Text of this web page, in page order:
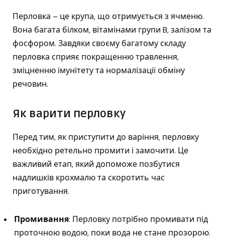
Перловка – це крупа, що отримується з ячменю.
Вона багата білком, вітамінами групи B, залізом та
фосфором. Завдяки своєму багатому складу
перловка сприяє покращенню травлення,
зміцненню імунітету та нормалізації обміну
речовин.
Як варити перловку
Перед тим, як приступити до варіння, перловку
необхідно ретельно промити і замочити. Це
важливий етап, який допоможе позбутися
надлишків крохмалю та скоротить час
приготування.
Промивання: Перловку потрібно промивати під
проточною водою, поки вода не стане прозорою.